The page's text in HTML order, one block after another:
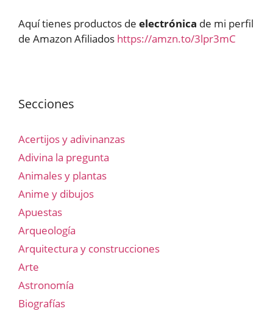
Aquí tienes productos de electrónica de mi perfil
de Amazon Afiliados https://amzn.to/3lpr3mC
Secciones
Acertijos y adivinanzas
Adivina la pregunta
Animales y plantas
Anime y dibujos
Apuestas
Arqueología
Arquitectura y construcciones
Arte
Astronomía
Biografías